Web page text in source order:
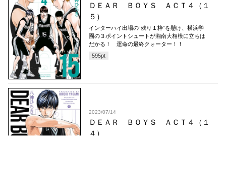
ＤＥＡＲ ＢＯＹＳ ＡＣＴ４（１
５）
インターハイ出場の“残り１枠”を懸け、横浜学
園の３ポイントシュートが湘南大相模に立ちは
だかる！ 運命の最終クォーター！！
595pt
2023/07/14
ＤＥＡＲ ＢＯＹＳ ＡＣＴ４（１
４）